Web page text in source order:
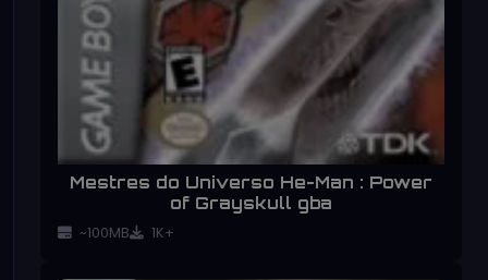
Mestres do Universo He-Man : Power
of Grayskull gba
~100MB 1K+